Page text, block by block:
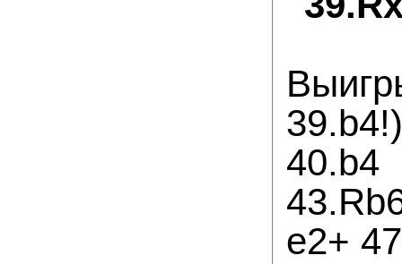
e2+